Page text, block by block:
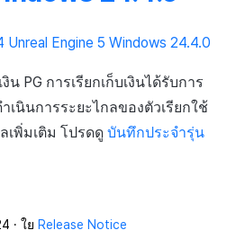
Unreal Engine 5 Windows 24.4.0
PG การเรียกเก็บเงินได้รับการ
เนินการระยะไกลของตัวเรียกใช้
เพิ่มเติม โปรดดู บันทึกประจำรุ่น
ใย Release Notice